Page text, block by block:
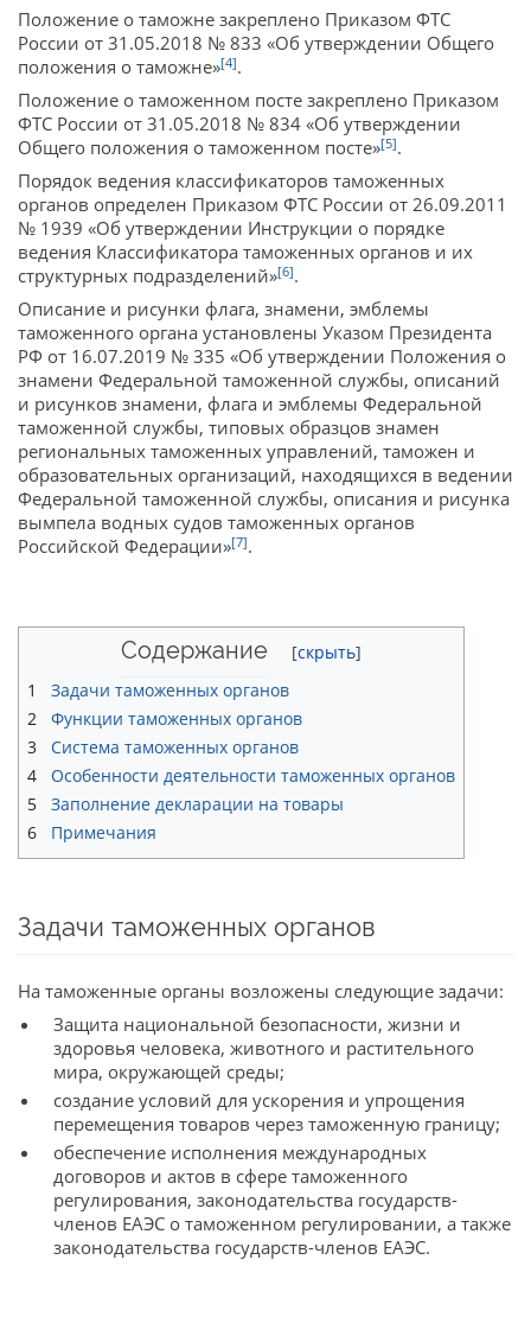
Положение о таможне закреплено Приказом ФТС
России от 31.05.2018 № 833 «Об утверждении Общего
положения о таможне»[4].
Положение о таможенном посте закреплено Приказом
ФТС России от 31.05.2018 № 834 «Об утверждении
Общего положения о таможенном посте»[5].
Порядок ведения классификаторов таможенных
органов определен Приказом ФТС России от 26.09.2011
№ 1939 «Об утверждении Инструкции о порядке
ведения Классификатора таможенных органов и их
структурных подразделений»[6].
Описание и рисунки флага, знамени, эмблемы
таможенного органа установлены Указом Президента
РФ от 16.07.2019 № 335 «Об утверждении Положения о
знамени Федеральной таможенной службы, описаний
и рисунков знамени, флага и эмблемы Федеральной
таможенной службы, типовых образцов знамен
региональных таможенных управлений, таможен и
образовательных организаций, находящихся в ведении
Федеральной таможенной службы, описания и рисунка
вымпела водных судов таможенных органов
Российской Федерации»[7].
Содержание
1
Задачи таможенных органов
2
Функции таможенных органов
3
Система таможенных органов
4
Особенности деятельности таможенных органов
5
Заполнение декларации на товары
6
Примечания
Задачи таможенных органов
На таможенные органы возложены следующие задачи:
Защита национальной безопасности, жизни и
здоровья человека, животного и растительного
мира, окружающей среды;
создание условий для ускорения и упрощения
перемещения товаров через таможенную границу;
обеспечение исполнения международных
договоров и актов в сфере таможенного
регулирования, законодательства государств-
членов ЕАЭС о таможенном регулировании, а также
законодательства государств-членов ЕАЭС.